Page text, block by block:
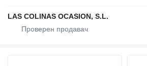
LAS COLINAS OCASION, S.L.